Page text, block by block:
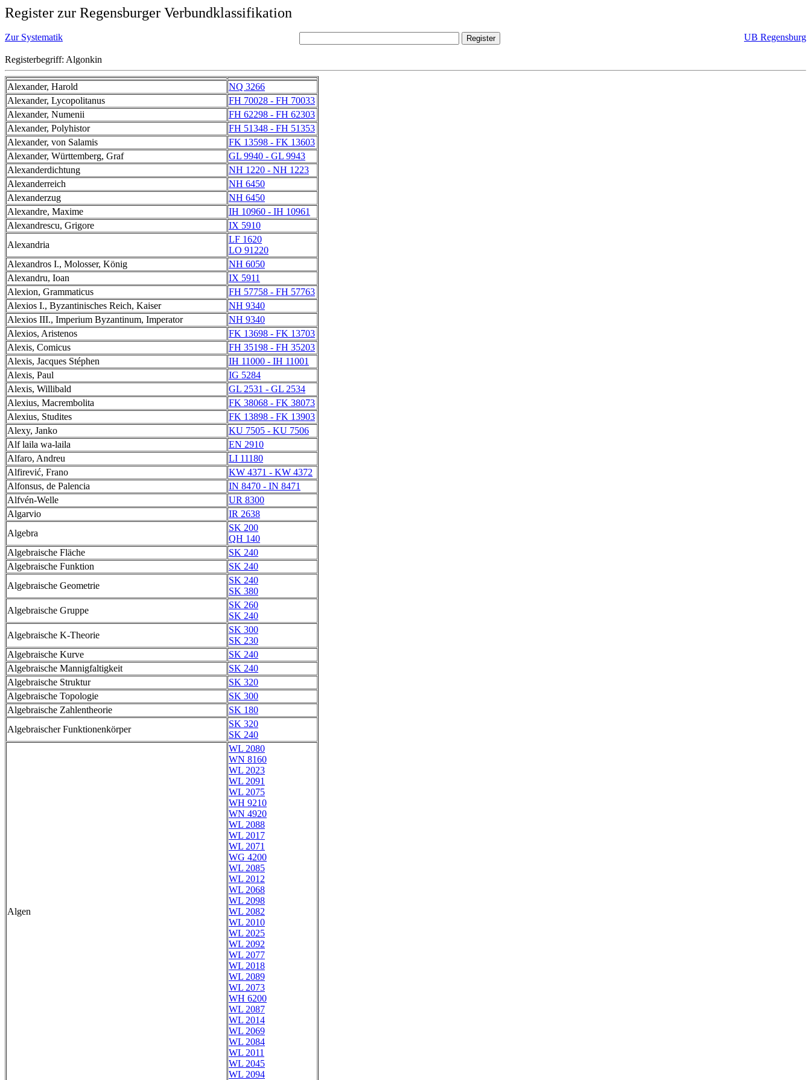
Register zur Regensburger Verbundklassifikation
Zur Systematik UB Regensburg
Registerbegriff: Algonkin
Alexander, Harold
NQ 3266
Alexander, Lycopolitanus
FH 70028 - FH 70033
Alexander, Numenii
FH 62298 - FH 62303
Alexander, Polyhistor
FH 51348 - FH 51353
Alexander, von Salamis
FK 13598 - FK 13603
Alexander, Württemberg, Graf
GL 9940 - GL 9943
Alexanderdichtung
NH 1220 - NH 1223
Alexanderreich
NH 6450
Alexanderzug
NH 6450
Alexandre, Maxime
IH 10960 - IH 10961
Alexandrescu, Grigore
IX 5910
Alexandria
LF 1620
LO 91220
Alexandros I., Molosser, König
NH 6050
Alexandru, Ioan
IX 5911
Alexion, Grammaticus
FH 57758 - FH 57763
Alexios I., Byzantinisches Reich, Kaiser
NH 9340
Alexios III., Imperium Byzantinum, Imperator
NH 9340
Alexios, Aristenos
FK 13698 - FK 13703
Alexis, Comicus
FH 35198 - FH 35203
Alexis, Jacques Stéphen
IH 11000 - IH 11001
Alexis, Paul
IG 5284
Alexis, Willibald
GL 2531 - GL 2534
Alexius, Macrembolita
FK 38068 - FK 38073
Alexius, Studites
FK 13898 - FK 13903
Alexy, Janko
KU 7505 - KU 7506
Alf laila wa-laila
EN 2910
Alfaro, Andreu
LI 11180
Alfirević, Frano
KW 4371 - KW 4372
Alfonsus, de Palencia
IN 8470 - IN 8471
Alfvén-Welle
UR 8300
Algarvio
IR 2638
Algebra
SK 200
QH 140
Algebraische Fläche
SK 240
Algebraische Funktion
SK 240
Algebraische Geometrie
SK 240
SK 380
Algebraische Gruppe
SK 260
SK 240
Algebraische K-Theorie
SK 300
SK 230
Algebraische Kurve
SK 240
Algebraische Mannigfaltigkeit
SK 240
Algebraische Struktur
SK 320
Algebraische Topologie
SK 300
Algebraische Zahlentheorie
SK 180
Algebraischer Funktionenkörper
SK 320
SK 240
Algen
WL 2080
WN 8160
WL 2023
WL 2091
WL 2075
WH 9210
WN 4920
WL 2088
WL 2017
WL 2071
WG 4200
WL 2085
WL 2012
WL 2068
WL 2098
WL 2082
WL 2010
WL 2025
WL 2092
WL 2077
WL 2018
WL 2089
WL 2073
WH 6200
WL 2087
WL 2014
WL 2069
WL 2084
WL 2011
WL 2045
WL 2094